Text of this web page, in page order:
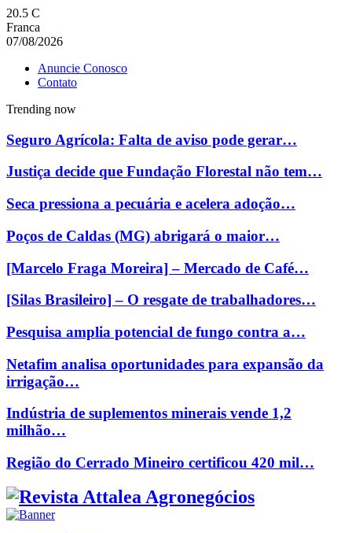
20.5 C
Franca
07/08/2026
Anuncie Conosco
Contato
Trending now
Seguro Agrícola: Falta de aviso pode gerar…
Justiça decide que Fundação Florestal não tem…
Seca pressiona a pecuária e acelera adoção…
Poços de Caldas (MG) abrigará o maior…
[Marcelo Fraga Moreira] – Mercado de Café…
[Silas Brasileiro] – O resgate de trabalhadores…
Pesquisa amplia potencial de fungo contra a…
Netafim analisa oportunidades para expansão da
irrigação…
Indústria de suplementos minerais vende 1,2
milhão…
Região do Cerrado Mineiro certificou 420 mil…
Facebook
Twitter
Instagram
Linkedin
Youtube
Email